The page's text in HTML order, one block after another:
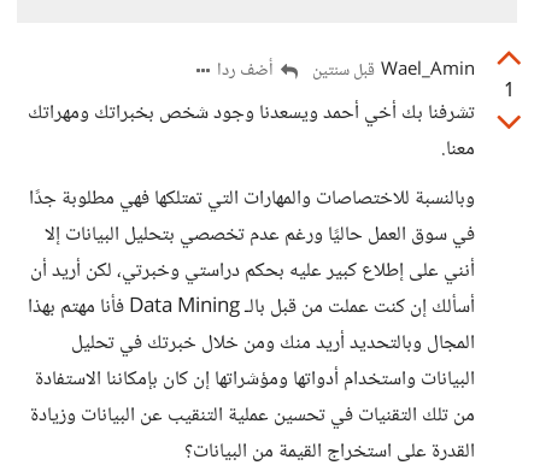
1
Wael_Amin قبل سنتين أضف ردا
تشرفنا بك أخي أحمد ويسعدنا وجود شخص بخبراتك ومهراتك
معنا.
وبالنسبة للاختصاصات والمهارات التي تمتلكها فهي مطلوبة جدًا
في سوق العمل حاليًا ورغم عدم تخصصي بتحليل البيانات إلا
أنني على إطلاع كبير عليه بحكم دراستي وخبرتي، لكن أريد أن
أسألك إن كنت عملت من قبل بالـ Data Mining فأنا مهتم بهذا
المجال وبالتحديد أريد منك ومن خلال خبرتك في تحليل
البيانات واستخدام أدواتها ومؤشراتها إن كان بإمكاننا الاستفادة
من تلك التقنيات في تحسين عملية التنقيب عن البيانات وزيادة
القدرة على استخراج القيمة من البيانات؟